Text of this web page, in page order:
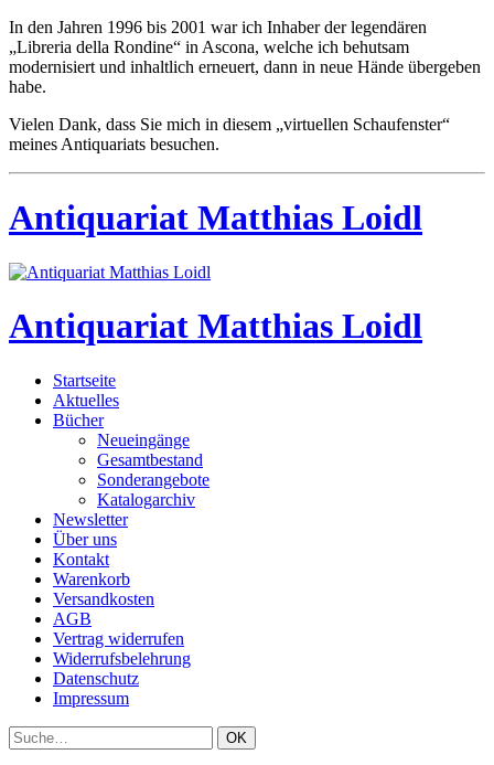
In den Jahren 1996 bis 2001 war ich Inhaber der legendären
„Libreria della Rondine“ in Ascona, welche ich behutsam
modernisiert und inhaltlich erneuert, dann in neue Hände übergeben
habe.
Vielen Dank, dass Sie mich in diesem „virtuellen Schaufenster“
meines Antiquariats besuchen.
Antiquariat Matthias Loidl
Antiquariat Matthias Loidl
Startseite
Aktuelles
Bücher
Neueingänge
Gesamtbestand
Sonderangebote
Katalogarchiv
Newsletter
Über uns
Kontakt
Warenkorb
Versandkosten
AGB
Vertrag widerrufen
Widerrufsbelehrung
Datenschutz
Impressum